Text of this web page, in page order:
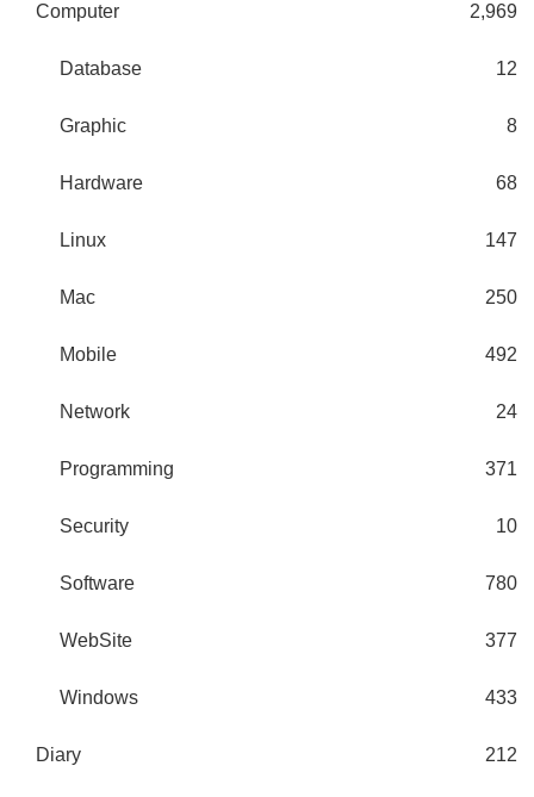
Computer 2,969
Database 12
Graphic 8
Hardware 68
Linux 147
Mac 250
Mobile 492
Network 24
Programming 371
Security 10
Software 780
WebSite 377
Windows 433
Diary 212